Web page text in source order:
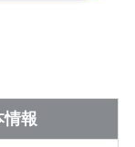
情報